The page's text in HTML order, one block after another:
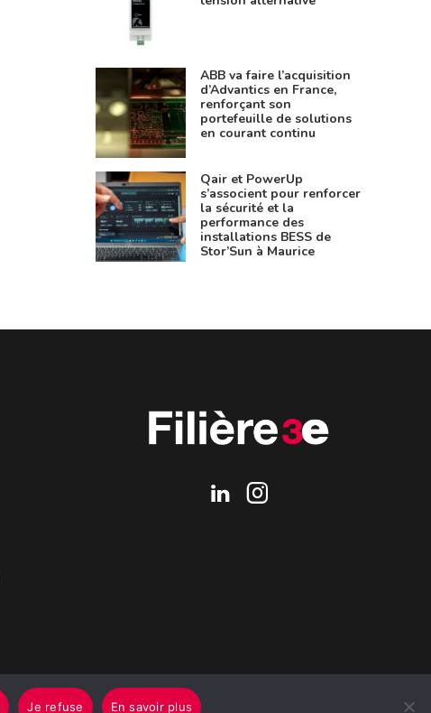
ABB va faire l’acquisition
d’Advantics en France,
renforçant son
portefeuille de solutions
en courant continu
Qair et PowerUp
s’associent pour renforcer
la sécurité et la
performance des
installations BESS de
Stor’Sun à Maurice
Je refuse En savoir plus